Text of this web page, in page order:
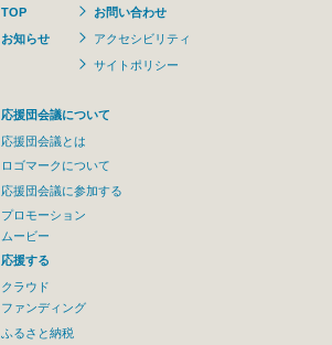
TOP
お知らせ
お問い合わせ
アクセシビリティ
サイトポリシー
応援団会議について
応援団会議とは
ロゴマークについて
応援団会議に参加する
プロモーション
ムービー
応援する
クラウド
ファンディング
ふるさと納税